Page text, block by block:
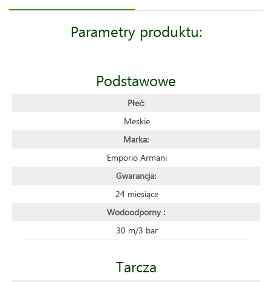
Parametry produktu:
Podstawowe
Płeć:
Meskie
Marka:
Emporio Armani
Gwarancja:
24 miesiące
Wodoodporny :
30 m/3 bar
Tarcza